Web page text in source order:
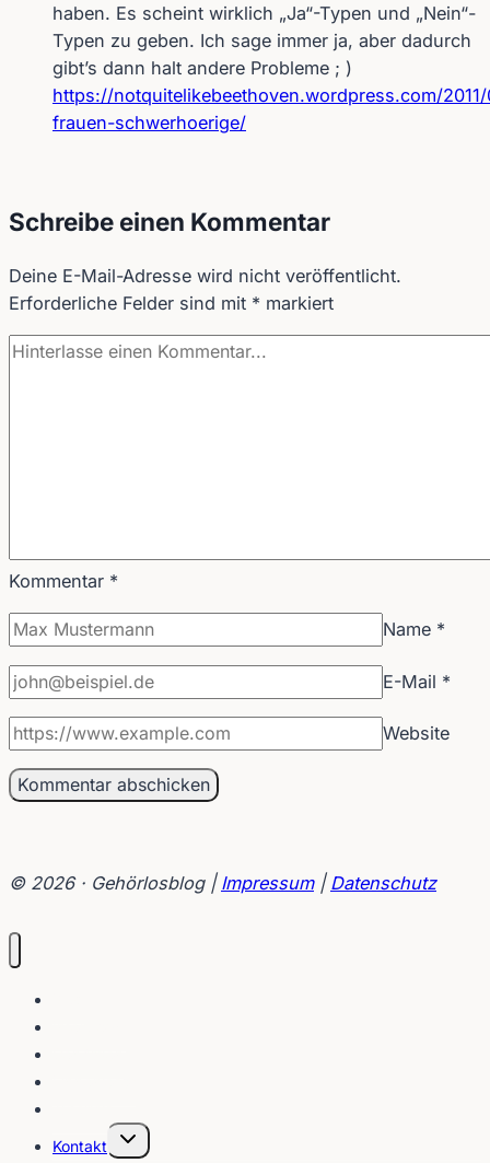
haben. Es scheint wirklich „Ja“-Typen und „Nein“-
Typen zu geben. Ich sage immer ja, aber dadurch
gibt’s dann halt andere Probleme ; )
https://notquitelikebeethoven.wordpress.com/2011/
frauen-schwerhoerige/
Schreibe einen Kommentar
Deine E-Mail-Adresse wird nicht veröffentlicht.
Erforderliche Felder sind mit * markiert
Kommentar *
Name *
E-Mail *
Website
© 2026 · Gehörlosblog | Impressum| Datenschutz
Kontakt
Untermenü
umschalten